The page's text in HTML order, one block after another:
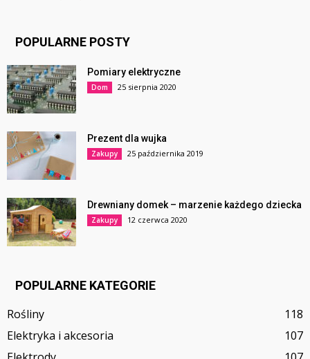
POPULARNE POSTY
Pomiary elektryczne
Dom 25 sierpnia 2020
Prezent dla wujka
Zakupy 25 października 2019
Drewniany domek – marzenie każdego dziecka
Zakupy 12 czerwca 2020
POPULARNE KATEGORIE
Rośliny
118
Elektryka i akcesoria
107